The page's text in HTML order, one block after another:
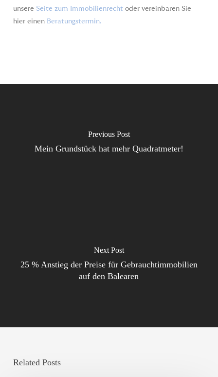
unsere Seite zum Immobilienrechtoder vereinbaren Sie
hier einen Beratungstermin.
Previous Post
Mein Grundstück hat mehr Quadratmeter!
Next Post
25 % Anstieg der Preise für Gebrauchtimmobilien
auf den Balearen
Related Posts